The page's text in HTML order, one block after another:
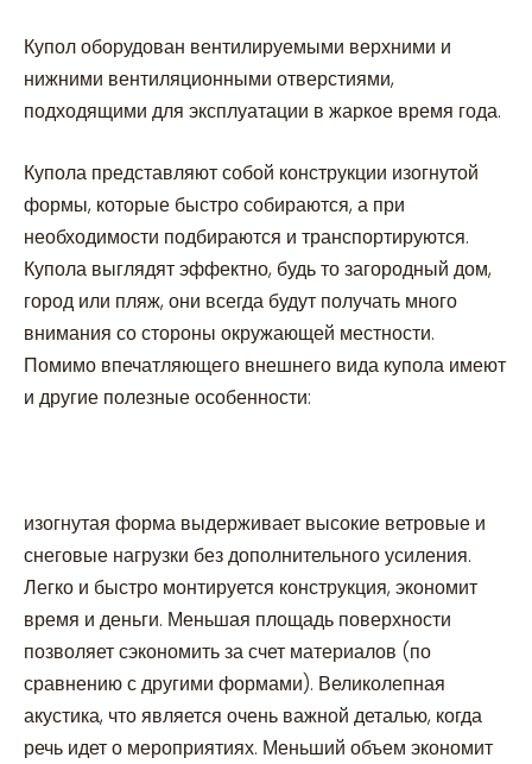
Купол оборудован вентилируемыми верхними и
нижними вентиляционными отверстиями,
подходящими для эксплуатации в жаркое время года.
Купола представляют собой конструкции изогнутой
формы, которые быстро собираются, а при
необходимости подбираются и транспортируются.
Купола выглядят эффектно, будь то загородный дом,
город или пляж, они всегда будут получать много
внимания со стороны окружающей местности.
Помимо впечатляющего внешнего вида купола имеют
и другие полезные особенности:
изогнутая форма выдерживает высокие ветровые и
снеговые нагрузки без дополнительного усиления.
Легко и быстро монтируется конструкция, экономит
время и деньги. Меньшая площадь поверхности
позволяет сэкономить за счет материалов (по
сравнению с другими формами). Великолепная
акустика, что является очень важной деталью, когда
речь идет о мероприятиях. Меньший объем экономит